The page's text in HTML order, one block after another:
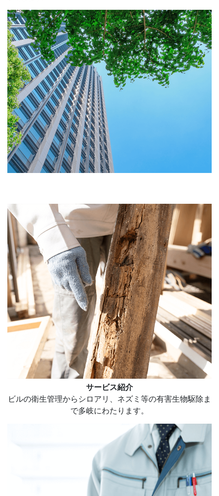
サービス紹介
ビルの衛生管理からシロアリ、ネズミ等の有害生物駆除ま
で多岐にわたります。